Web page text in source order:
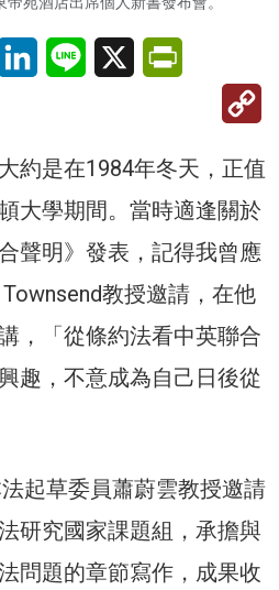
LinkedInLine X
約是在1984年冬天，正值
大學期間。當時適逢關於
聲明》發表，記得我曾應
教授邀請，在他
，「從條約法看中英聯合
趣，不意成為自己日後從
起草委員蕭蔚雲教授邀請
研究國家課題組，承擔與
問題的章節寫作，成果收